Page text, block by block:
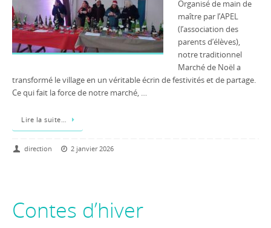
Organisé de main de
maître par l’APEL
(l’association des
parents d’élèves),
notre traditionnel
Marché de Noël a
transformé le village en un véritable écrin de festivités et de partage.
Ce qui fait la force de notre marché, …
Lire la suite…
direction 2 janvier 2026
Contes d’hiver